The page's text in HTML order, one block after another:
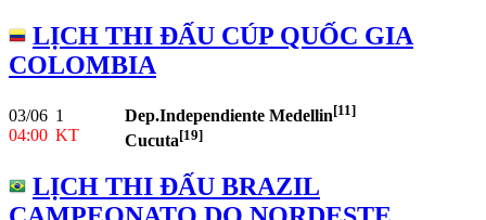
LỊCH THI ĐẤU CÚP QUỐC GIA
COLOMBIA
03/06
04:00
1
KT
Dep.Independiente Medellin[11]
Cucuta[19]
LỊCH THI ĐẤU BRAZIL